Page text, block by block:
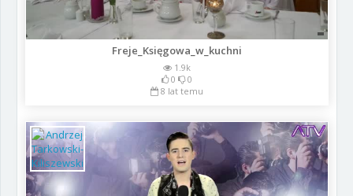
Freje_Księgowa_w_kuchni
1.9k
0
0
8 lat temu